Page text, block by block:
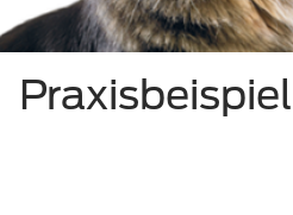
Praxisbeispiel